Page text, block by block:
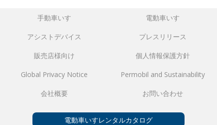
手動車いす 電動車いす
アシストデバイス プレスリリース
販売店様向け 個人情報保護方針
Global Privacy Notice Permobil and Sustainability
会社概要 お問い合わせ
電動車いすレンタルカタログ